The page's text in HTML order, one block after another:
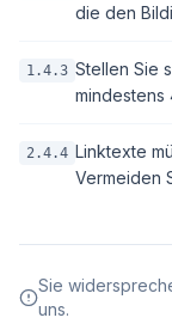
die den
1.4.3 Stellen Sie
mindestens
2.4.4 Linktexte
Vermeiden
Sie
uns.